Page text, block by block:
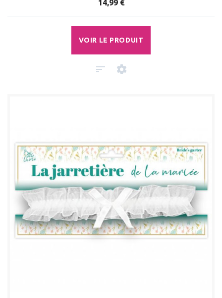
14,99 €
VOIR LE PRODUIT